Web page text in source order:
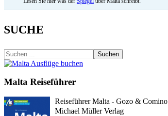
SUCHE
Suchen
Malta Reiseführer
Reiseführer Malta - Gozo & Comino
Michael Müller Verlag